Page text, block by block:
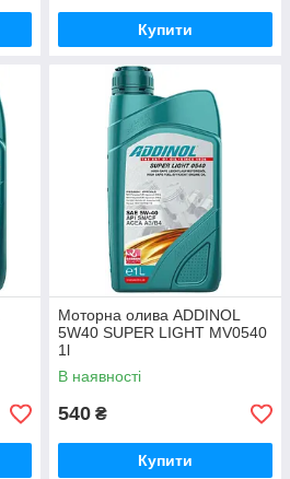
Купити
Моторна олива ADDINOL
5W40 SUPER LIGHT MV0540
1l
В наявності
540 ₴
Купити